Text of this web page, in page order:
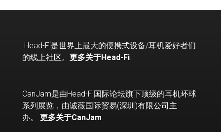
Head-Fi是世界上最大的便携式设备/耳机爱好者们
的线上社区。 更多关于Head-Fi.
CanJam是由Head-Fi国际论坛旗下顶级的耳机环球
系列展览，由诚薇国际贸易(深圳)有限公司主
办。 更多关于CanJam